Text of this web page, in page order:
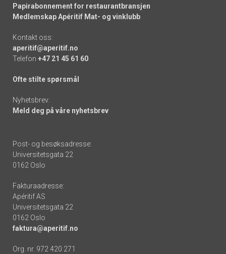
Papirabonnement for restaurantbransjen
Medlemskap Apéritif Mat- og vinklubb
Kontakt oss:
aperitif@aperitif.no
Telefon +47 21 45 61 60
Ofte stilte spørsmål
Nyhetsbrev:
Meld deg på våre nyhetsbrev
Post- og besøksadresse:
Universitetsgata 22
0162 Oslo
Fakturaadresse:
Apéritif AS
Universitetsgata 22
0162 Oslo
faktura@aperitif.no
Org. nr. 972 420 271